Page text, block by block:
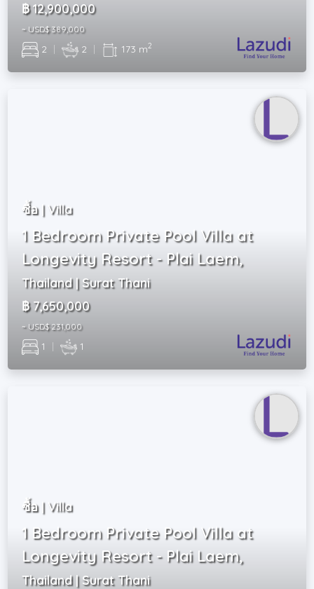
฿ 12,900,000
~ USD$ 389,000
2 | 2 | 173 m2
ซื้อ | Villa
1 Bedroom Private Pool Villa at
Longevity Resort - Plai Laem,
Thailand | Surat Thani
฿ 7,650,000
~ USD$ 231,000
1 | 1
ซื้อ | Villa
1 Bedroom Private Pool Villa at
Longevity Resort - Plai Laem,
Thailand | Surat Thani